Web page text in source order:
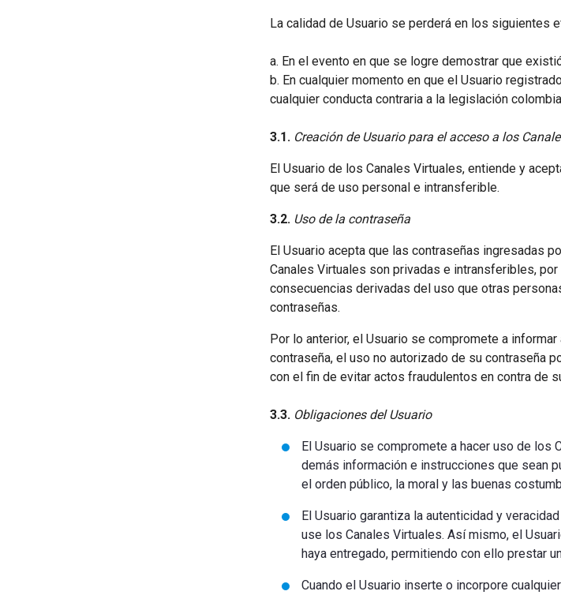
La calidad de Usuario se perderá en los siguientes
a. En el evento en que se logre demostrar que
b. En cualquier momento en que el Usuario
cualquier conducta contraria a la legislación
3.1. Creación de Usuario para el acceso a los
El Usuario de los Canales Virtuales, entiende y
que será de uso personal e intransferible.
3.2. Uso de la contraseña
El Usuario acepta que las contraseñas ingresadas
Canales Virtuales son privadas e intransferibles,
consecuencias derivadas del uso que otras
contraseñas.
Por lo anterior, el Usuario se compromete a
contraseña, el uso no autorizado de su contraseña
con el fin de evitar actos fraudulentos en contra de
3.3. Obligaciones del Usuario
El Usuario se compromete a hacer uso de los
demás información e instrucciones que sean
el orden público, la moral y las buenas
El Usuario garantiza la autenticidad y
use los Canales Virtuales. Así mismo, el
haya entregado, permitiendo con ello prestar
Cuando el Usuario inserte o incorpore